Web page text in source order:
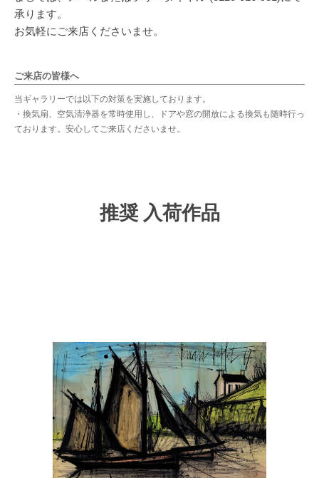
承ります。
お気軽にご来店くださいませ。
ご来店の皆様へ
当ギャラリーでは以下の対策を実施しております。
・換気扇、空気清浄器を常時使用し、ドアや窓の開放による換気も随時行っ
ております。安心してご来店くださいませ。
推奨 入荷作品